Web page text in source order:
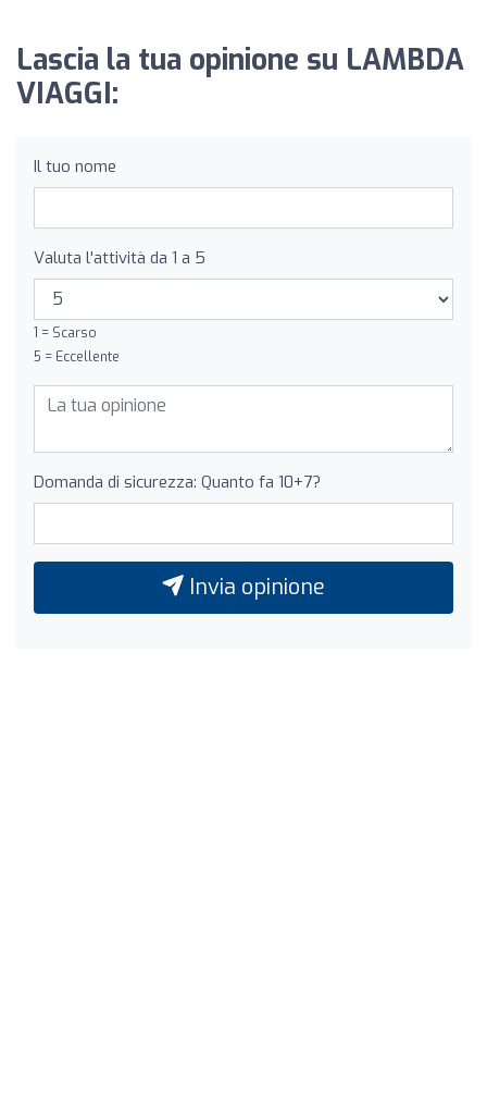
Lascia la tua opinione su LAMBDA
VIAGGI:
Il tuo nome
Valuta l'attività da 1 a 5
1 = Scarso
5 = Eccellente
Domanda di sicurezza: Quanto fa 10+7?
Invia opinione